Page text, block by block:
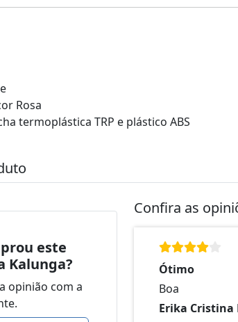
Rosa
termoplástica TRP e plástico ABS
este
Kalunga?
opinião com a
Confira as
Ótimo
Boa
Erika Cristina